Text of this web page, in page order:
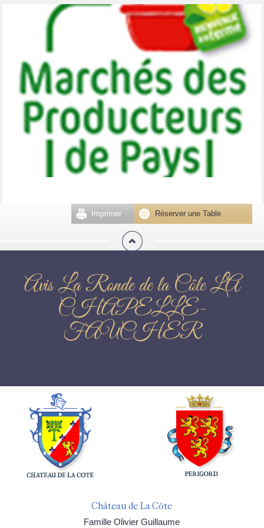
Réserver une Table
Imprimer
Avis La Ronde de la Côle LA
CHAPELLE-
FAUCHER
Château de La Côte
Famille Olivier Guillaume